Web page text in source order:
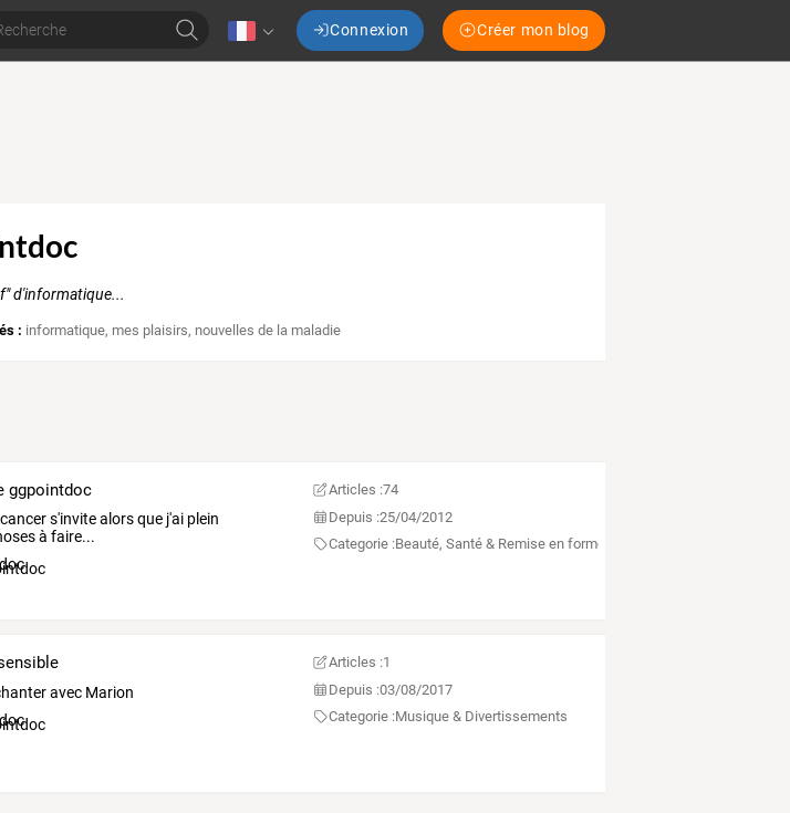
Connexion Créer mon blog
d'informatique...
: informatique, mes plaisirs, nouvelles de la maladie
ggpointdoc
s'invite alors que j'ai plein
à faire...
Articles :74
Depuis :25/04/2012
Categorie :Beauté, Santé & Remise en forme
avec Marion
Articles :1
Depuis :03/08/2017
Categorie :Musique & Divertissements